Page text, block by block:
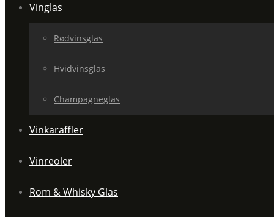
Vinglas
Rødvinsglas
Hvidvinsglas
Champagneglas
Vinkaraffler
Vinreoler
Rom & Whisky Glas